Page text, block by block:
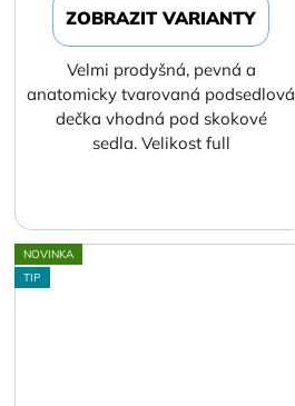
ZOBRAZIT VARIANTY
Velmi prodyšná, pevná a
anatomicky tvarovaná podsedlová
dečka vhodná pod skokové
sedla. Velikost full
NOVINKA
TIP